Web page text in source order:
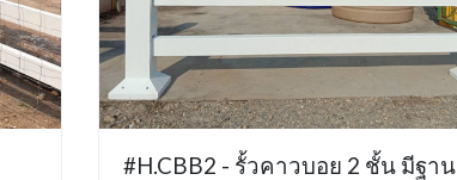
#H.CBB2 - รั้วคาวบอย 2 ชั้น มีฐาน